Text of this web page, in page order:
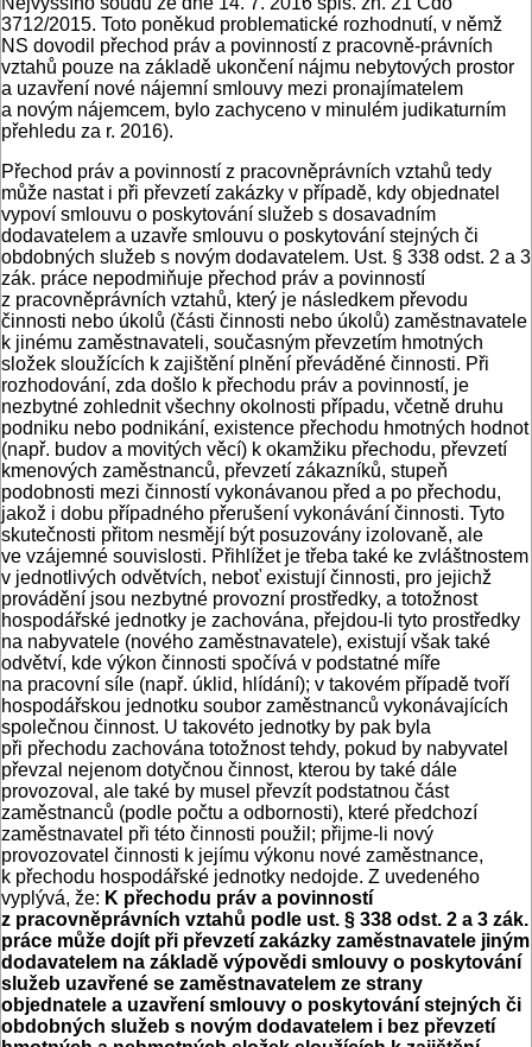
3712/2015. Toto poněkud problematické rozhodnutí, v němž
NS dovodil přechod práv a povinností z pracovně-právních
vztahů pouze na základě ukončení nájmu nebytových prostor
a uzavření nové nájemní smlouvy mezi pronajímatelem
a novým nájemcem, bylo zachyceno v minulém judikaturním
přehledu za r. 2016).
Přechod práv a povinností z pracovněprávních vztahů tedy
může nastat i při převzetí zakázky v případě, kdy objednatel
vypoví smlouvu o poskytování služeb s dosavadním
dodavatelem a uzavře smlouvu o poskytování stejných či
obdobných služeb s novým dodavatelem. Ust. § 338 odst. 2 a 3
zák. práce nepodmiňuje přechod práv a povinností
z pracovněprávních vztahů, který je následkem převodu
činnosti nebo úkolů (části činnosti nebo úkolů) zaměstnavatele
k jinému zaměstnavateli, současným převzetím hmotných
složek sloužících k zajištění plnění převáděné činnosti. Při
rozhodování, zda došlo k přechodu práv a povinností, je
nezbytné zohlednit všechny okolnosti případu, včetně druhu
podniku nebo podnikání, existence přechodu hmotných hodnot
(např. budov a movitých věcí) k okamžiku přechodu, převzetí
kmenových zaměstnanců, převzetí zákazníků, stupeň
podobnosti mezi činností vykonávanou před a po přechodu,
jakož i dobu případného přerušení vykonávání činnosti. Tyto
skutečnosti přitom nesmějí být posuzovány izolovaně, ale
ve vzájemné souvislosti. Přihlížet je třeba také ke zvláštnostem
v jednotlivých odvětvích, neboť existují činnosti, pro jejichž
provádění jsou nezbytné provozní prostředky, a totožnost
hospodářské jednotky je zachována, přejdou-li tyto prostředky
na nabyvatele (nového zaměstnavatele), existují však také
odvětví, kde výkon činnosti spočívá v podstatné míře
na pracovní síle (např. úklid, hlídání); v takovém případě tvoří
hospodářskou jednotku soubor zaměstnanců vykonávajících
společnou činnost. U takovéto jednotky by pak byla
při přechodu zachována totožnost tehdy, pokud by nabyvatel
převzal nejenom dotyčnou činnost, kterou by také dále
provozoval, ale také by musel převzít podstatnou část
zaměstnanců (podle počtu a odbornosti), které předchozí
zaměstnavatel při této činnosti použil; přijme-li nový
provozovatel činnosti k jejímu výkonu nové zaměstnance,
k přechodu hospodářské jednotky nedojde. Z uvedeného
vyplývá, že: K přechodu práv a povinností
z pracovněprávních vztahů podle ust. § 338 odst. 2 a 3 zák.
práce může dojít při převzetí zakázky zaměstnavatele jiným
dodavatelem na základě výpovědi smlouvy o poskytování
služeb uzavřené se zaměstnavatelem ze strany
objednatele a uzavření smlouvy o poskytování stejných či
obdobných služeb s novým dodavatelem i bez převzetí